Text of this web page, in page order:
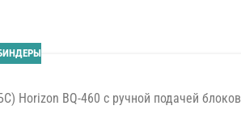
Horizon BQ-460 с ручной подачей блоков